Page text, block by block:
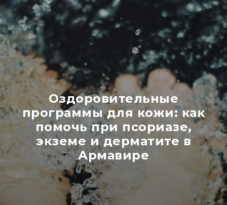
Оздоровительные
программы для кожи: как
помочь при псориазе,
экземе и дерматите в
Армавире